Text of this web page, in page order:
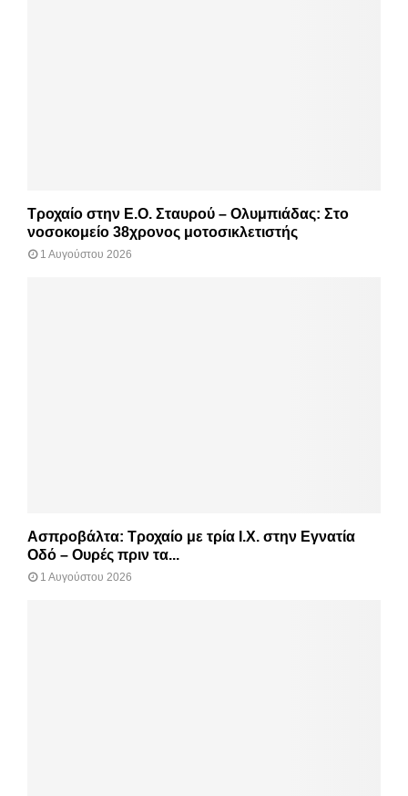
Τροχαίο στην Ε.Ο. Σταυρού – Ολυμπιάδας: Στο
νοσοκομείο 38χρονος μοτοσικλετιστής
1 Αυγούστου 2026
Ασπροβάλτα: Τροχαίο με τρία Ι.Χ. στην Εγνατία
Οδό – Ουρές πριν τα...
1 Αυγούστου 2026